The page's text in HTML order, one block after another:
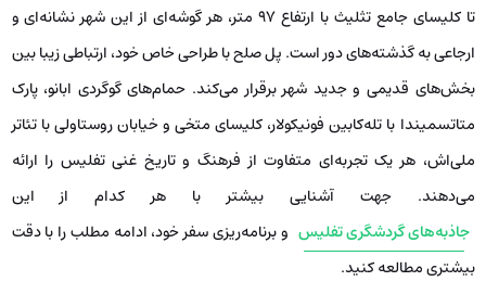
تا کلیسای جامع تثلیث با ارتفاع ۹۷ متر، هر گوشه‌ای از این شهر نشانه‌ای و
ارجاعی به گذشته‌های دور است. پل صلح با طراحی خاص خود، ارتباطی زیبا بین
بخش‌های قدیمی و جدید شهر برقرار می‌کند. حمام‌های گوگردی ابانو، پارک
متاتسمیندا با تله‌کابین فونیکولار، کلیسای متخی و خیابان روستاولی با تئاتر
ملی‌اش، هر یک تجربه‌ای متفاوت از فرهنگ و تاریخ غنی تفلیس را ارائه
می‌دهند. جهت آشنایی بیشتر با هر کدام از این
جاذبه‌های گردشگری تفلیس و برنامه‌ریزی سفر خود، ادامه مطلب را با دقت
بیشتری مطالعه کنید.